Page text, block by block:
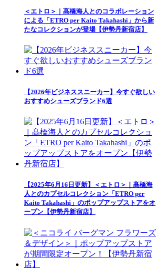
＜エトロ＞｜髙橋海人とのコラボレーション
による「ETRO per Kaito Takahashi」から新
たなコレクションが登場【伊勢丹新宿店】
【2026年ビジネススニーカー】今すぐ欲しい
おすすめシューズブランド6選
【2025年6月16日更新】＜エトロ＞｜髙橋海
人とのカプセルコレクション「ETRO per
Kaito Takahashi」のポップアップストアをオ
ープン【伊勢丹新宿店】